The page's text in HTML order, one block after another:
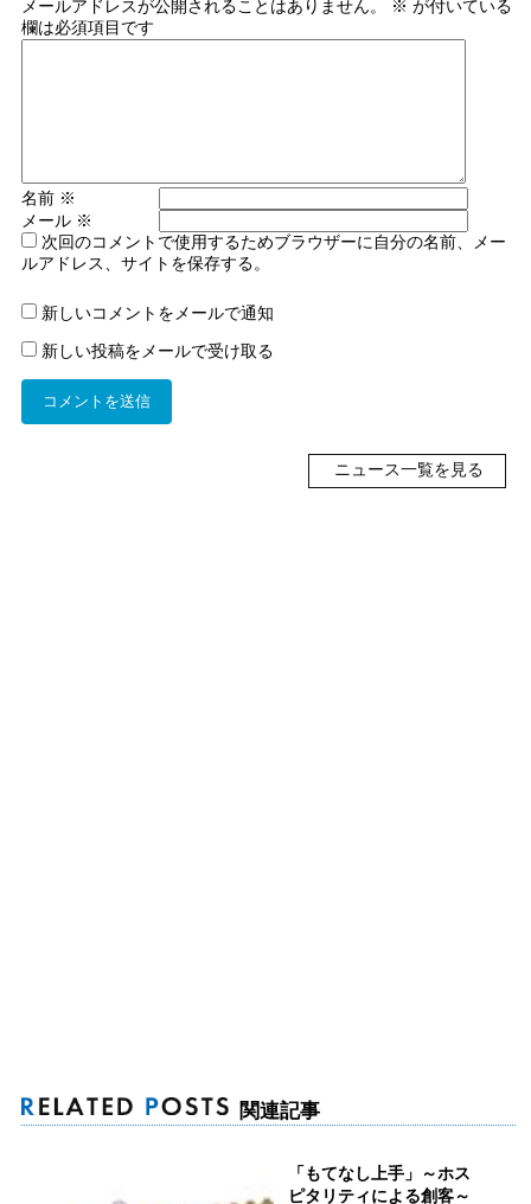
メールアドレスが公開されることはありません。 ※ が付いている
欄は必須項目です
名前 ※
メール ※
次回のコメントで使用するためブラウザーに自分の名前、メー
ルアドレス、サイトを保存する。
新しいコメントをメールで通知
新しい投稿をメールで受け取る
ニュース一覧を見る
関連記事
「もてなし上手」～ホス
ピタリティによる創客～